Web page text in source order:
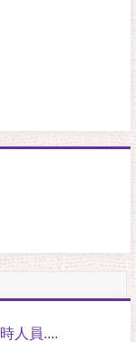
人員....